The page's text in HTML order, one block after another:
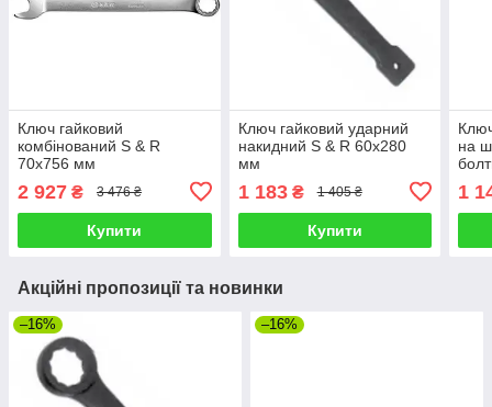
Ключ гайковий
комбінований S & R
70х756 мм
2 927 ₴ 3 476 ₴
Купити
Ключ гайковий ударний
накидний S & R 60х280
мм
1 183₴ 1 405 ₴
Купити
на
1
Акційні пропозиції та новинки
–16% –16%